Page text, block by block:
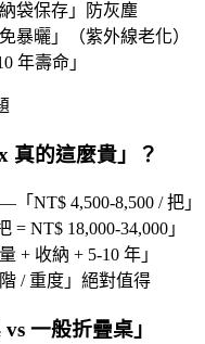
袋保存 」防灰塵
暴曬 」（紫外線老化）
年壽命 」
真的這麼貴 」？
「 NT$ 4,500-8,500 / 把 」
= NT$ 18,000-34,000 」
+ 收納 + 5-10 年 」
/ 重度 」絕對值得
vs 一般折疊桌 」